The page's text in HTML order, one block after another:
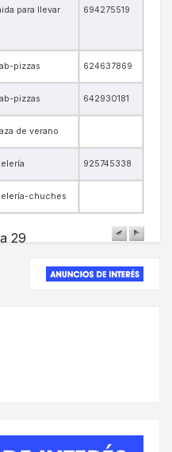
para llevar 694275519
pizzas 624637869
pizzas 642930181
de verano
925745338
chuches
29